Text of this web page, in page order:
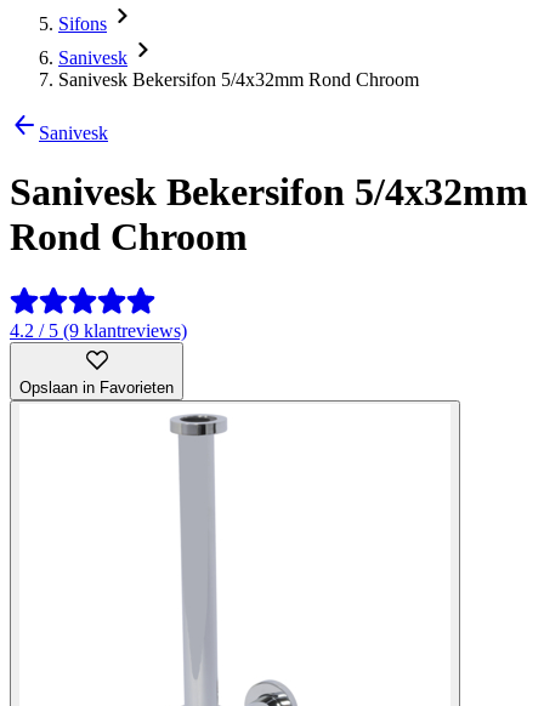
Sifons
Sanivesk
Sanivesk Bekersifon 5/4x32mm Rond Chroom
Sanivesk
Sanivesk Bekersifon 5/4x32mm
Rond Chroom
4.2 / 5 (9 klantreviews)
Opslaan in Favorieten